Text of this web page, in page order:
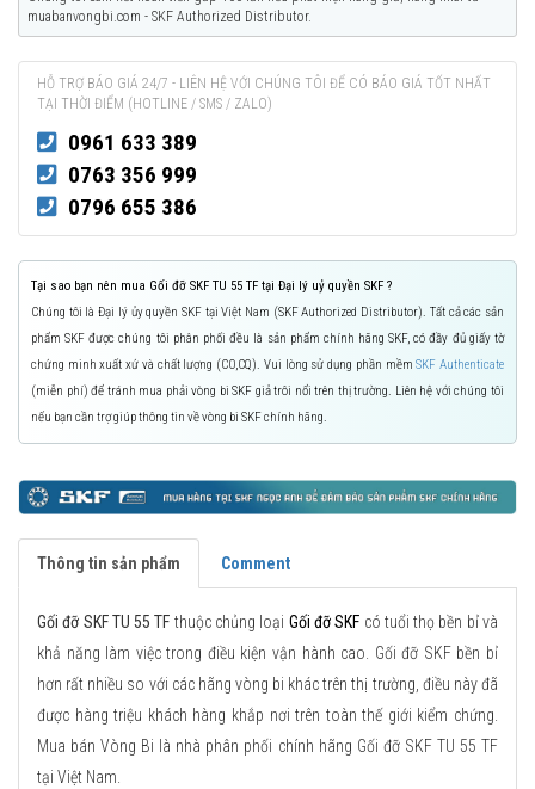
muabanvongbi.com - SKF Authorized Distributor.
HỖ TRỢ BÁO GIÁ 24/7 - LIÊN HỆ VỚI CHÚNG TÔI ĐỂ CÓ BÁO GIÁ TỐT NHẤT
TẠI THỜI ĐIỂM (HOTLINE / SMS / ZALO)
0961 633 389
0763 356 999
0796 655 386
Tại sao bạn nên mua Gối đỡ SKF TU 55 TF tại Đại lý uỷ quyền SKF ?
Chúng tôi là Đại lý ủy quyền SKF tại Việt Nam (SKF Authorized Distributor). Tất cả các sản
phẩm SKF được chúng tôi phân phối đều là sản phẩm chính hãng SKF, có đầy đủ giấy tờ
chứng minh xuất xứ và chất lượng (CO,CQ). Vui lòng sử dụng phần mềmSKF Authenticate
(miễn phí) để tránh mua phải vòng bi SKF giả trôi nổi trên thị trường. Liên hệ với chúng tôi
nếu bạn cần trợ giúp thông tin về vòng bi SKF chính hãng.
Thông tin sản phẩm Comment
Gối đỡ SKF TU 55 TF thuộc chủng loại Gối đỡ SKF có tuổi thọ bền bỉ và
khả năng làm việc trong điều kiện vận hành cao. Gối đỡ SKF bền bỉ
hơn rất nhiều so với các hãng vòng bi khác trên thị trường, điều này đã
được hàng triệu khách hàng khắp nơi trên toàn thế giới kiểm chứng.
Mua bán Vòng Bi là nhà phân phối chính hãng Gối đỡ SKF TU 55 TF
tại Việt Nam.